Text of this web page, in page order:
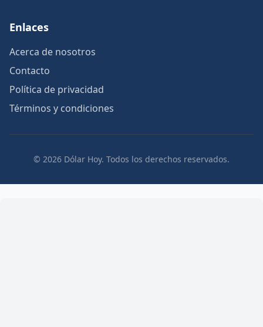
Enlaces
Acerca de nosotros
Contacto
Política de privacidad
Términos y condiciones
© 2026 Dólar Hoy. Todos los derechos reservados.